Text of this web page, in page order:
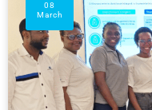
09
July
01
April
08
March